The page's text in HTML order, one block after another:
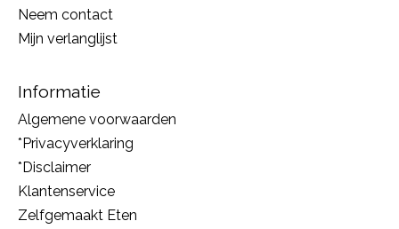
Neem contact
Mijn verlanglijst
Informatie
Algemene voorwaarden
*Privacyverklaring
*Disclaimer
Klantenservice
Zelfgemaakt Eten